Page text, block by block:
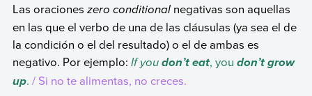
Las oraciones zero conditional negativas son aquellas
en las que el verbo de una de las cláusulas (ya sea el de
la condición o el del resultado) o el de ambas es
negativo. Por ejemplo: If you don’t eat, you don’t grow
up. / Si no te alimentas, no creces.